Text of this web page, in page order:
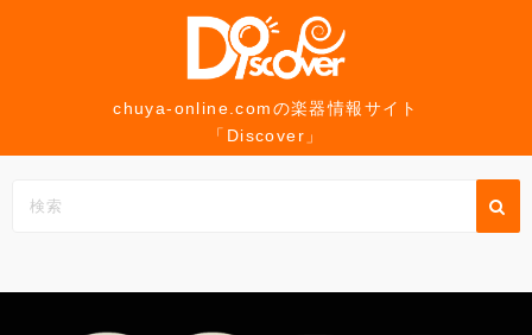
プ
chuya-online.comの楽器情報サイト
「Discover」